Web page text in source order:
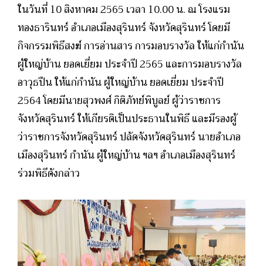
ในวันที่ 10 สิงหาคม 2565 เวลา 10.00 น. ณ โรงแรม
ทองธารินทร์ อำเภอเมืองสุรินทร์ จังหวัดสุรินทร์ โดยมี
กิจกรรมพิธีสงฆ์ การอ่านสาร การมอบรางวัล ให้แก่กำนัน
ผู้ใหญ่บ้าน ยอดเยี่ยม ประจำปี 2565 และการมอบรางวัล
อาวุธปืน ให้แก่กำนัน ผู้ใหญ่บ้าน ยอดเยี่ยม ประจำปี
2564โดยมีนายสุวพงศ์ กิติภัทย์พิบูลย์ ผู้ว่าราชการ
จังหวัดสุรินทร์ ให้เกียรติเป็นประธานในพิธี และมีรองผู้
ว่าราชการจังหวัดสุรินทร์ ปลัดจังหวัดสุรินทร์ นายอำเภอ
เมืองสุรินทร์ กำนัน ผู้ใหญ่บ้าน ฯลฯ อำเภอเมืองสุรินทร์
ร่วมพิธีดังกล่าว